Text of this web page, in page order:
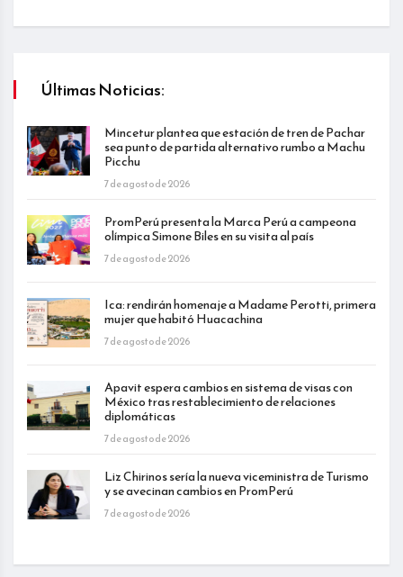
Últimas Noticias:
Mincetur plantea que estación de tren de Pachar
sea punto de partida alternativo rumbo a Machu
Picchu
7 de agosto de 2026
PromPerú presenta la Marca Perú a campeona
olímpica Simone Biles en su visita al país
7 de agosto de 2026
Ica: rendirán homenaje a Madame Perotti, primera
mujer que habitó Huacachina
7 de agosto de 2026
Apavit espera cambios en sistema de visas con
México tras restablecimiento de relaciones
diplomáticas
7 de agosto de 2026
Liz Chirinos sería la nueva viceministra de Turismo
y se avecinan cambios en PromPerú
7 de agosto de 2026